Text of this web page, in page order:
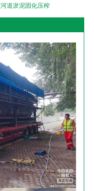
河道淤泥固化压榨